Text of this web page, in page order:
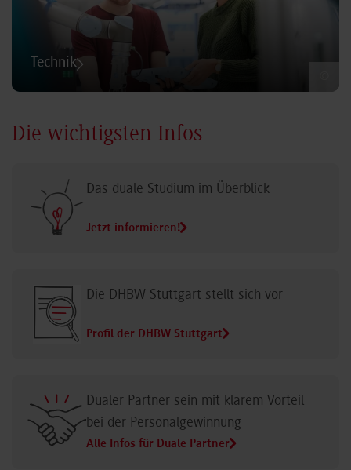
Technik
Die wichtigsten Infos
Das duale Studium im Überblick
Jetzt informieren!
Die DHBW Stuttgart stellt sich vor
Profil der DHBW Stuttgart
Dualer Partner sein mit klarem Vorteil
bei der Personalgewinnung
Alle Infos für Duale Partner